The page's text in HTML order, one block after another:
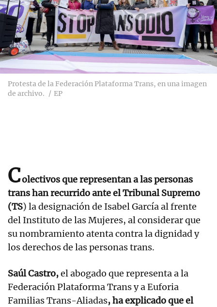
Protesta de la Federación Plataforma Trans, en una imagen
de archivo.
EP
Colectivos que representan a las personas
trans han recurrido ante el Tribunal Supremo
(TS) la designación de Isabel García al frente
del Instituto de las Mujeres, al considerar que
su nombramiento atenta contra la dignidad y
los derechos de las personas trans.
Saúl Castro,el abogado que representa a la
Federación Plataforma Trans y a Euforia
Familias Trans-Aliadas, ha explicado que el